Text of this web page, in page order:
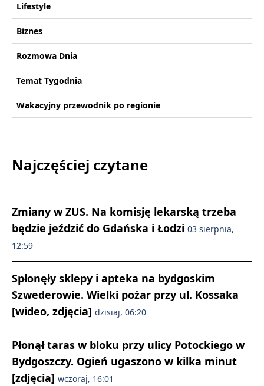
Lifestyle
Biznes
Rozmowa Dnia
Temat Tygodnia
Wakacyjny przewodnik po regionie
Najczęściej czytane
Zmiany w ZUS. Na komisję lekarską trzeba
będzie jeździć do Gdańska i Łodzi 03 sierpnia,
12:59
Spłonęły sklepy i apteka na bydgoskim
Szwederowie. Wielki pożar przy ul. Kossaka
[wideo, zdjęcia] dzisiaj, 06:20
Płonął taras w bloku przy ulicy Potockiego w
Bydgoszczy. Ogień ugaszono w kilka minut
[zdjęcia] wczoraj, 16:01